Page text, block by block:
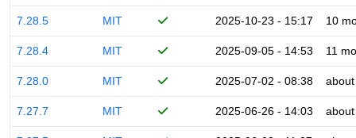
7.28.5 MIT 2025-10-23 - 15:17 10
7.28.4 MIT 2025-09-05 - 14:53 11
7.28.0 MIT 2025-07-02 - 08:38
7.27.7 MIT 2025-06-26 - 14:03